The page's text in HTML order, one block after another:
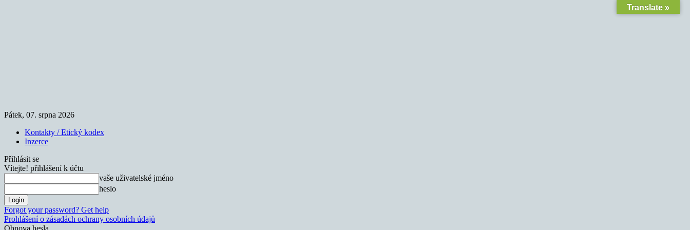
Pátek, 07. srpna 2026
Kontakty / Etický kodex
Inzerce
Přihlásit se
Vítejte! přihlášení k účtu
vaše uživatelské jméno
heslo
Forgot your password? Get help
Prohlášení o zásadách ochrany osobních údajů
Obnova hesla
Translate »